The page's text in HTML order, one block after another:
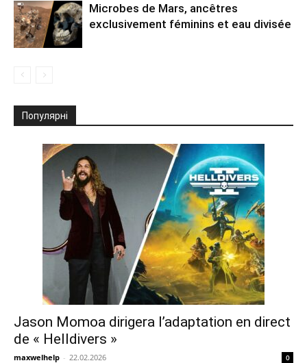
Microbes de Mars, ancêtres
exclusivement féminins et eau divisée
Популярні
Jason Momoa dirigera l’adaptation en direct
de « Helldivers »
maxwelhelp - 22.02.2026 0